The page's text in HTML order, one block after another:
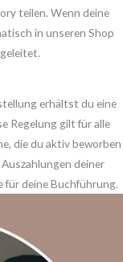
teilen. Wenn deine
in unseren Shop
erhältst du eine
Regelung gilt für alle
die du aktiv beworben
deiner
für deine Buchführung.